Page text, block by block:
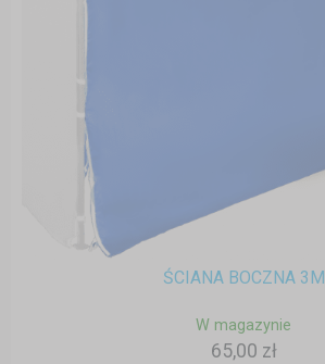
ŚCIANA BOCZNA 3M
W magazynie
65,00 zł